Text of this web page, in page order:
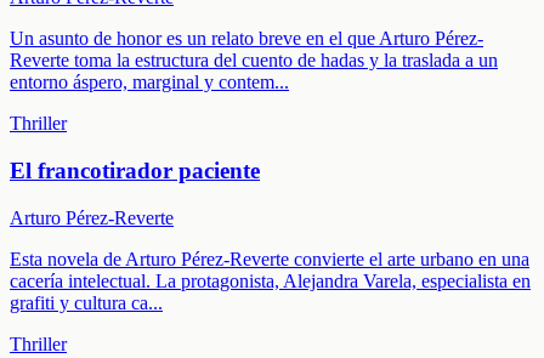
Un asunto de honor es un relato breve en el que Arturo Pérez-
Reverte toma la estructura del cuento de hadas y la traslada a un
entorno áspero, marginal y contem...
Thriller
El francotirador paciente
Arturo Pérez-Reverte
Esta novela de Arturo Pérez-Reverte convierte el arte urbano en una
cacería intelectual. La protagonista, Alejandra Varela, especialista en
grafiti y cultura ca...
Thriller